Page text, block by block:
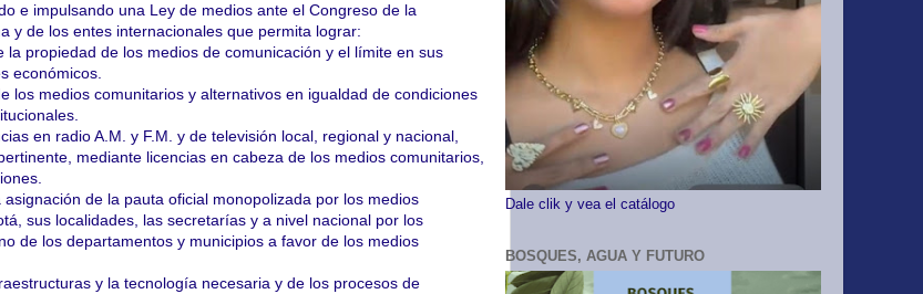
e impulsando una Ley de medios ante el Congreso de la
y de los entes internacionales que permita lograr:
propiedad de los medios de comunicación y el límite en sus
económicos.
medios comunitarios y alternativos en igualdad de condiciones
en radio A.M. y F.M. y de televisión local, regional y nacional,
mediante licencias en cabeza de los medios comunitarios,
de la pauta oficial monopolizada por los medios
sus localidades, las secretarías y a nivel nacional por los
de los departamentos y municipios a favor de los medios
y la tecnología necesaria y de los procesos de
Dale clik y vea el catálogo
BOSQUES, AGUA Y FUTURO